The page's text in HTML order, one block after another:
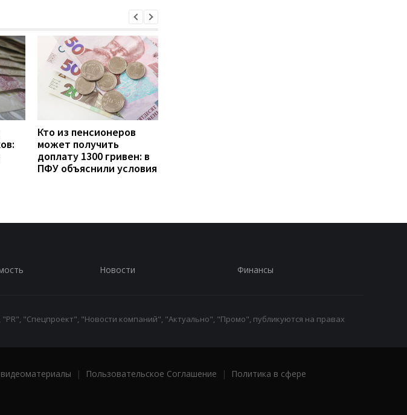
Кто из пенсионеров
может получить
доплату 1300 гривен: в
ПФУ объяснили условия
Новости Финансы
"Спецпроект", "Новости компаний", "Актуально", "Промо", публикуются на правах
| Пользовательское Соглашение |
Политика в сфере